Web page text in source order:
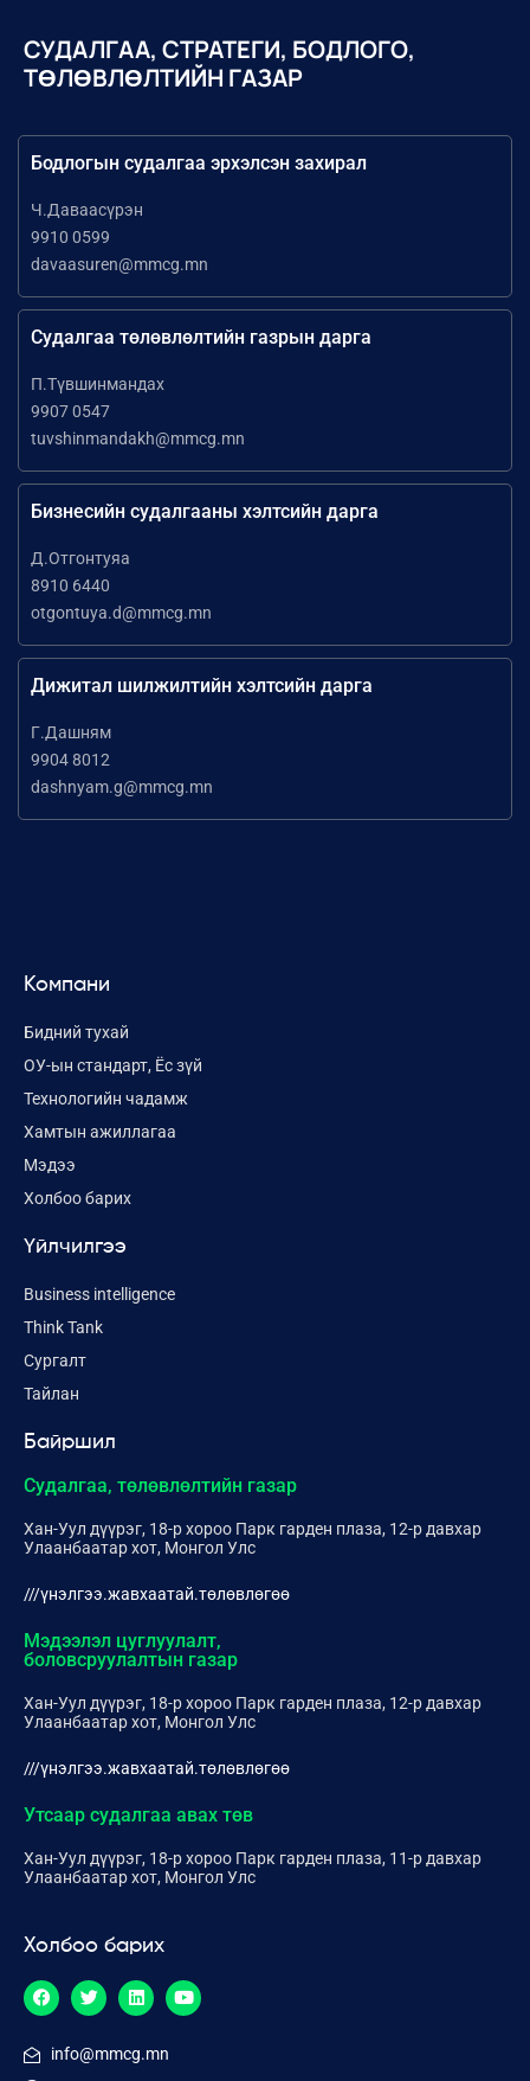
СУДАЛГАА, СТРАТЕГИ, БОДЛОГО,
ТӨЛӨВЛӨЛТИЙН ГАЗАР
Бодлогын судалгаа эрхэлсэн захирал
Ч.Даваасүрэн
9910 0599
davaasuren@mmcg.mn
Судалгаа төлөвлөлтийн газрын дарга
П.Түвшинмандах
9907 0547
tuvshinmandakh@mmcg.mn
Бизнесийн судалгааны хэлтсийн дарга
Д.Отгонтуяа
8910 6440
otgontuya.d@mmcg.mn
Дижитал шилжилтийн хэлтсийн дарга
Г.Дашням
9904 8012
dashnyam.g@mmcg.mn
Компани
Бидний тухай
ОУ-ын стандарт, Ёс зүй
Технологийн чадамж
Хамтын ажиллагаа
Мэдээ
Холбоо барих
Үйлчилгээ
Business intelligence
Think Tank
Сургалт
Тайлан
Байршил
Судалгаа, төлөвлөлтийн газар
Хан-Уул дүүрэг, 18-р хороо Парк гарден плаза, 12-р давхар
Улаанбаатар хот, Монгол Улс
///үнэлгээ.жавхаатай.төлөвлөгөө
Мэдээлэл цуглуулалт,
боловсруулалтын газар
Хан-Уул дүүрэг, 18-р хороо Парк гарден плаза, 12-р давхар
Улаанбаатар хот, Монгол Улс
///үнэлгээ.жавхаатай.төлөвлөгөө
Утсаар судалгаа авах төв
Хан-Уул дүүрэг, 18-р хороо Парк гарден плаза, 11-р давхар
Улаанбаатар хот, Монгол Улс
Холбоо барих
info@mmcg.mn